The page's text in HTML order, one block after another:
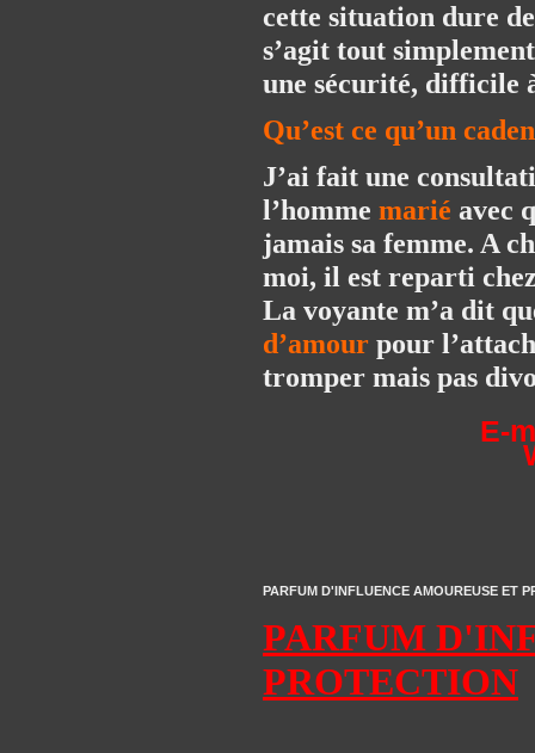
cette situation dure
s’agit tout
une sécurité, difficile
Qu’est ce qu’un
J’ai fait une
l’homme marié avec
jamais sa femme. A
moi, il est reparti
La voyante m’a dit
d’amour pour
tromper mais pas
E-
PARFUM D'INFLUENCE AMOUREUSE ET
PARFUM
PROTECTION